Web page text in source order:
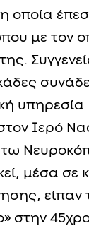
οποία
με τον
υπηρεσία
Ιερό
μέσα σε
είπαν
στην